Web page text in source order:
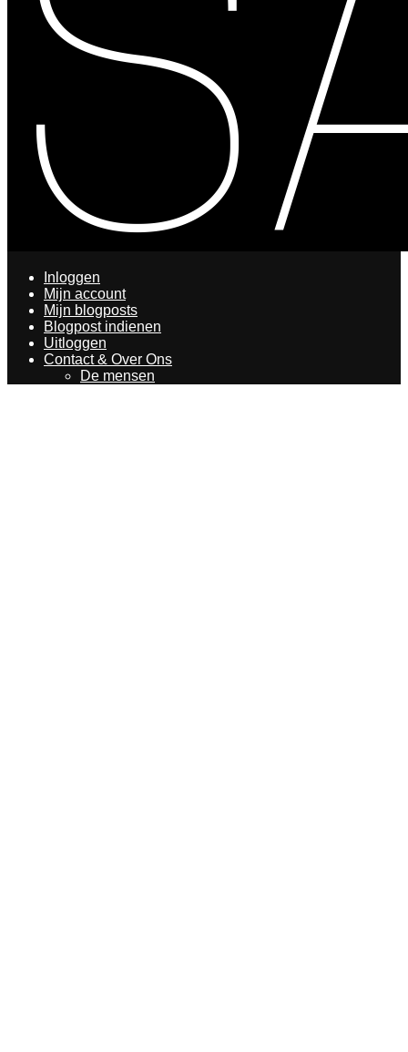
Inloggen
Mijn account
Mijn blogposts
Blogpost indienen
Uitloggen
Contact & Over Ons
De mensen